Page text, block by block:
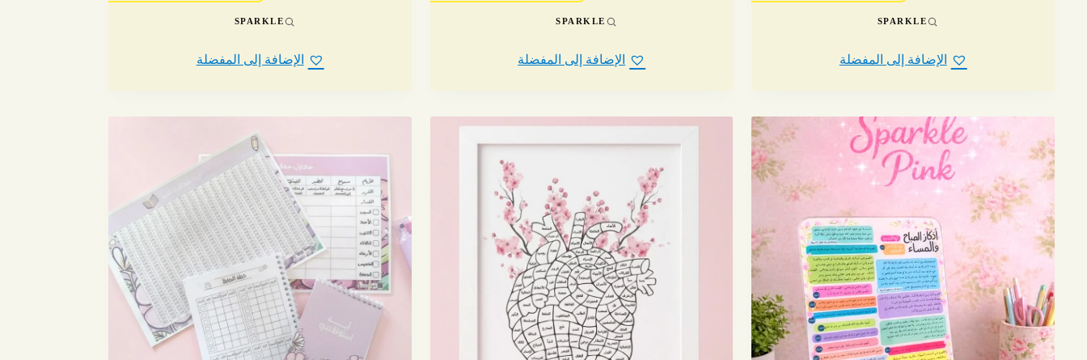
SPARKLE
الإضافة إلى المفضلة
SPARKLE
الإضافة إلى المفضلة
SPARKLE
الإضافة إلى المفضلة